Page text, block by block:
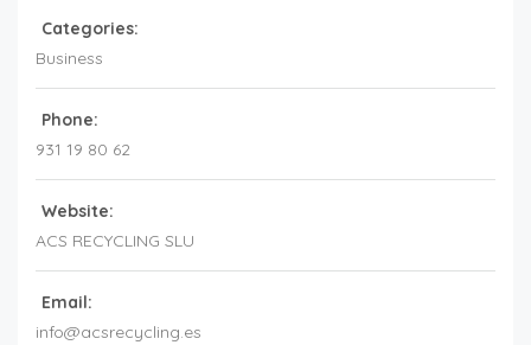
Categories:
Business
Phone:
931 19 80 62
Website:
ACS RECYCLING SLU
Email:
info@acsrecycling.es